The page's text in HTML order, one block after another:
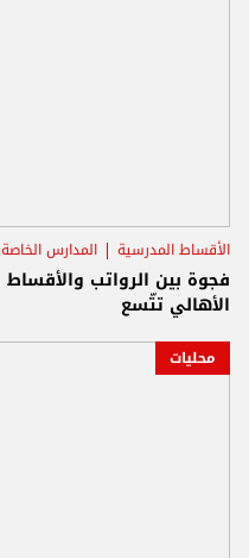
الأقساط المدرسية المدارس الخاصة
الأهالي تتّسع
محليات